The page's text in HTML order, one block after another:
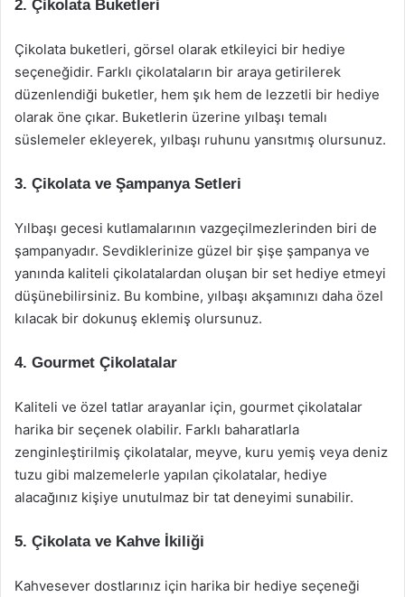
2. Çikolata Buketleri
Çikolata buketleri, görsel olarak etkileyici bir hediye
seçeneğidir. Farklı çikolataların bir araya getirilerek
düzenlendiği buketler, hem şık hem de lezzetli bir hediye
olarak öne çıkar. Buketlerin üzerine yılbaşı temalı
süslemeler ekleyerek, yılbaşı ruhunu yansıtmış olursunuz.
3. Çikolata ve Şampanya Setleri
Yılbaşı gecesi kutlamalarının vazgeçilmezlerinden biri de
şampanyadır. Sevdiklerinize güzel bir şişe şampanya ve
yanında kaliteli çikolatalardan oluşan bir set hediye etmeyi
düşünebilirsiniz. Bu kombine, yılbaşı akşamınızı daha özel
kılacak bir dokunuş eklemiş olursunuz.
4. Gourmet Çikolatalar
Kaliteli ve özel tatlar arayanlar için, gourmet çikolatalar
harika bir seçenek olabilir. Farklı baharatlarla
zenginleştirilmiş çikolatalar, meyve, kuru yemiş veya deniz
tuzu gibi malzemelerle yapılan çikolatalar, hediye
alacağınız kişiye unutulmaz bir tat deneyimi sunabilir.
5. Çikolata ve Kahve İkiliği
Kahvesever dostlarınız için harika bir hediye seçeneği